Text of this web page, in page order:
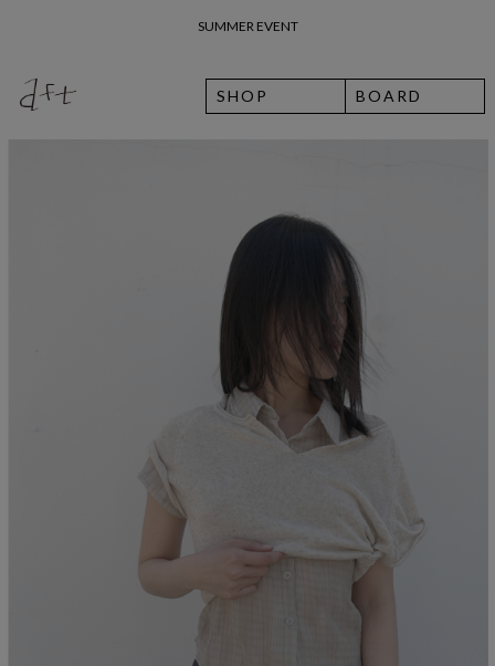
26 여름 휴가 안내
SHOP BOARD